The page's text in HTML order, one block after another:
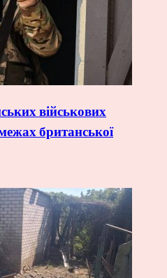
військових
британської